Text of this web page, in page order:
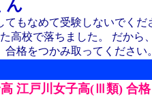
ん
てもなめて受験しないでくだ
高校で落ちました。 だから
合格をつかみ取ってください
江戸川女子高(Ⅲ類) 合格